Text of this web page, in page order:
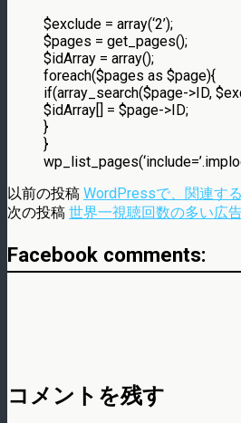
$exclude = array(‘2’);
$pages = get_pages();
$idArray = array();
foreach($pages as $page){
if(array_search($page->ID,
$idArray[] = $page->ID;
}
}
以前の投稿 WordPressで、関連す
次の投稿 世界一視聴回数の多い広
Facebook comments:
コメントを残す